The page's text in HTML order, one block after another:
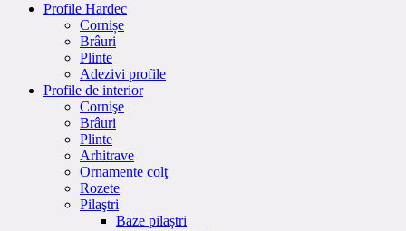
Profile Hardec
Cornișe
Brâuri
Plinte
Adezivi profile
Profile de interior
Cornişe
Brâuri
Plinte
Arhitrave
Ornamente colţ
Rozete
Pilaştri
Baze pilaștri